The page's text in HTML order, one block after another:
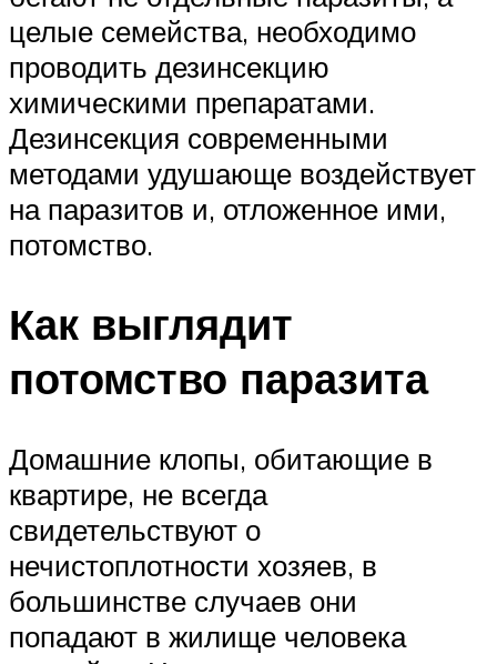
целые семейства, необходимо
проводить дезинсекцию
химическими препаратами.
Дезинсекция современными
методами удушающе воздействует
на паразитов и, отложенное ими,
потомство.
Как выглядит
потомство паразита
Домашние клопы, обитающие в
квартире, не всегда
свидетельствуют о
нечистоплотности хозяев, в
большинстве случаев они
попадают в жилище человека